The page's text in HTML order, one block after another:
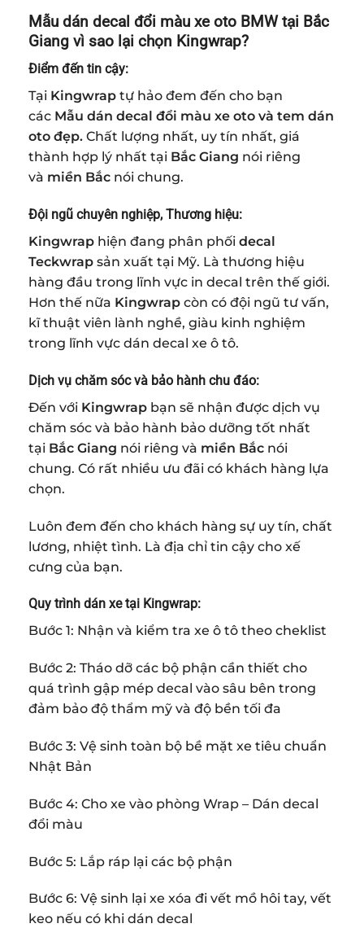
Mẫu dán decal đổi màu xe oto BMW tại Bắc
Giang vì sao lại chọn Kingwrap?
Điểm đến tin cậy:
Tại Kingwrap tự hảo đem đến cho bạn
các Mẫu dán decal đổi màu xe oto và tem dán
oto đẹp. Chất lượng nhất, uy tín nhất, giá
thành hợp lý nhất tại Bắc Giang nói riêng
và miền Bắc nói chung.
Đội ngũ chuyên nghiệp, Thương hiệu:
Kingwrap hiện đang phân phối decal
Teckwrap sản xuất tại Mỹ. Là thương hiệu
hàng đầu trong lĩnh vực in decal trên thế giới.
Hơn thế nữa Kingwrap còn có đội ngũ tư vấn,
kĩ thuật viên lành nghề, giàu kinh nghiệm
trong lĩnh vực dán decal xe ô tô.
Dịch vụ chăm sóc và bảo hành chu đáo:
Đến với Kingwrap bạn sẽ nhận được dịch vụ
chăm sóc và bảo hành bảo dưỡng tốt nhất
tại Bắc Giang nói riêng và miền Bắc nói
chung. Có rất nhiều ưu đãi có khách hàng lựa
chọn.
Luôn đem đến cho khách hàng sự uy tín, chất
lương, nhiệt tình. Là địa chỉ tin cậy cho xế
cưng của bạn.
Quy trình dán xe tại Kingwrap:
Bước 1: Nhận và kiểm tra xe ô tô theo cheklist
Bước 2: Tháo dỡ các bộ phận cần thiết cho
quá trình gập mép decal vào sâu bên trong
đảm bảo độ thẩm mỹ và độ bền tối đa
Bước 3: Vệ sinh toàn bộ bề mặt xe tiêu chuẩn
Nhật Bản
Bước 4: Cho xe vào phòng Wrap – Dán decal
đổi màu
Bước 5: Lắp ráp lại các bộ phận
Bước 6: Vệ sinh lại xe xóa đi vết mồ hôi tay, vết
keo nếu có khi dán decal